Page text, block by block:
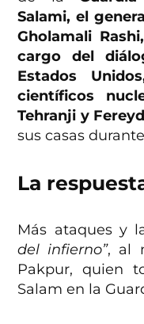
Salami, el
Gholamali
cargo del
Estados
científicos
Tehranji y
sus casas
La
Más ataques y
del infierno”, al
Pakpur, quien
Salam en la